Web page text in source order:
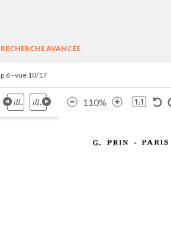
RECHERCHE AVANCÉE
p.6 - vue 10/17
110%